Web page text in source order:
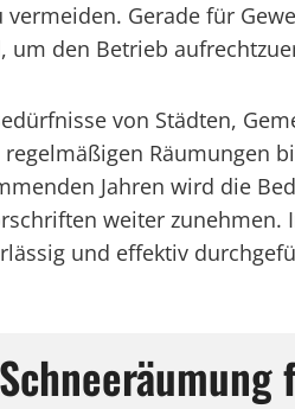
vermeiden. Gerade für
um den Betrieb
von Städten,
regelmäßigen Räumungen
Jahren wird die
weiter zunehmen.
und effektiv